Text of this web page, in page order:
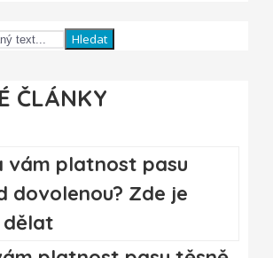
Hledat
ČLÁNKY